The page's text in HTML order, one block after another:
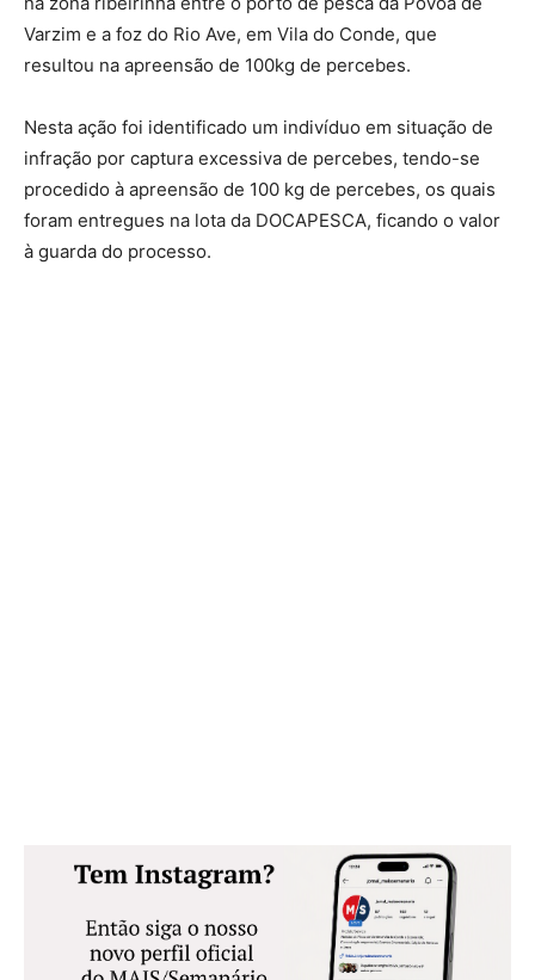
Varzim e a foz do Rio Ave, em Vila do Conde, que
resultou na apreensão de 100kg de percebes.
​Nesta ação foi identificado um indivíduo em situação de
infração por captura excessiva de percebes, tendo-se
procedido à apreensão de 100 kg de percebes, os quais
foram entregues na lota da DOCAPESCA, ficando o valor
à guarda do processo.